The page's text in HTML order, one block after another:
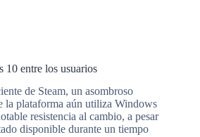
10 entre los usuarios
de Steam, un asombroso
la plataforma aún utiliza Windows
resistencia al cambio, a pesar
disponible durante un tiempo